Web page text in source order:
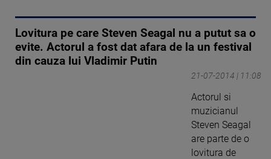
Lovitura pe care Steven Seagal nu a putut sa o
evite. Actorul a fost dat afara de la un festival
din cauza lui Vladimir Putin
21-07-2014 | 11:08
Actorul si
muzicianul
Steven Seagal
are parte de o
lovitura de